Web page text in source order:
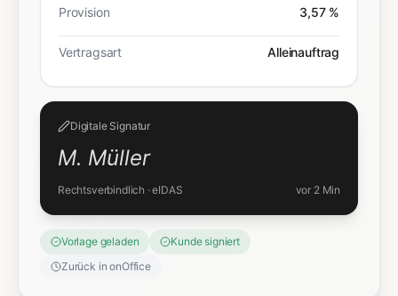
Provision 3,57 %
Vertragsart Allein­auftrag
Digitale Signatur
M. Müller
Rechtsverbindlich · eIDAS vor 2 Min
Vorlage geladen
Kunde signiert
Zurück in onOffice